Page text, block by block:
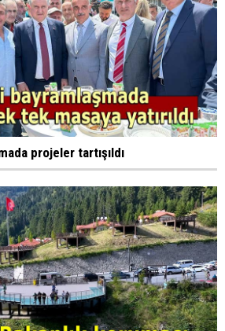
projeler tartışıldı